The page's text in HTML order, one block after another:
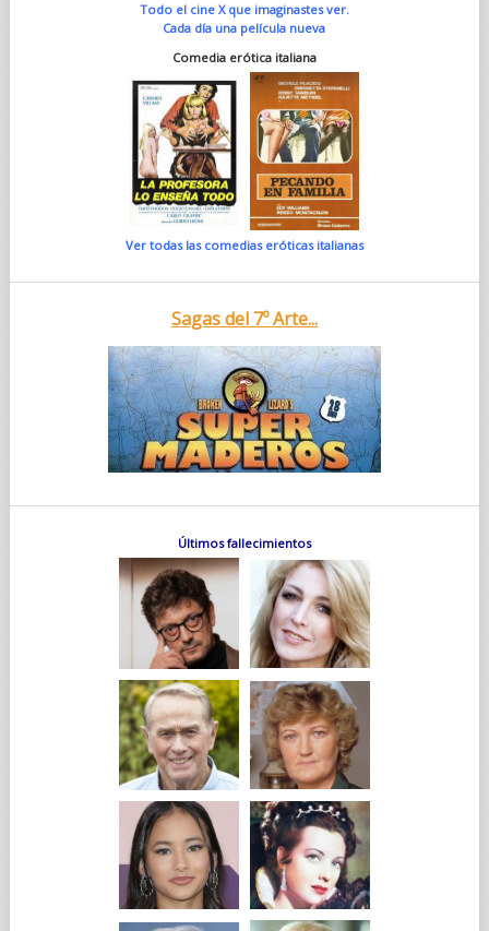
Todo el cine X que imaginastes ver.
Cada día una película nueva
Comedia erótica italiana
Ver todas las comedias eróticas italianas
Sagas del 7º Arte...
Últimos fallecimientos